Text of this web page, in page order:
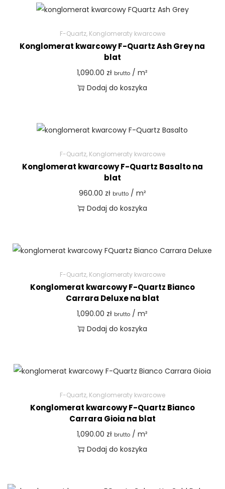
F-Quartz, Konglomeraty kwarcowe
Konglomerat kwarcowy F-Quartz Ash Grey na
blat
1,090.00 zł brutto / m²
Dodaj do koszyka
F-Quartz, Konglomeraty kwarcowe
Konglomerat kwarcowy F-Quartz Basalto na
blat
960.00 zł brutto/ m²
Dodaj do koszyka
F-Quartz, Konglomeraty kwarcowe
Konglomerat kwarcowy F-Quartz Bianco
Carrara Deluxe na blat
1,090.00 zł brutto / m²
Dodaj do koszyka
F-Quartz, Konglomeraty kwarcowe
Konglomerat kwarcowy F-Quartz Bianco
Carrara Gioia na blat
1,090.00 zł brutto / m²
Dodaj do koszyka